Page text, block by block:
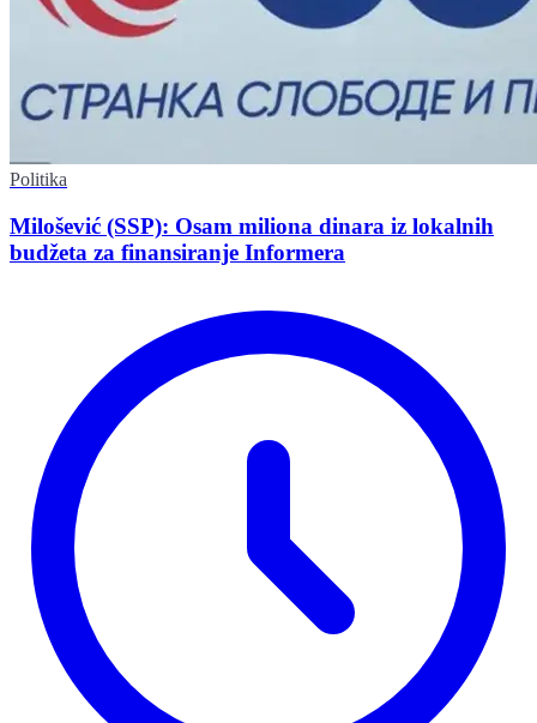
Politika
Milošević (SSP): Osam miliona dinara iz lokalnih
budžeta za finansiranje Informera